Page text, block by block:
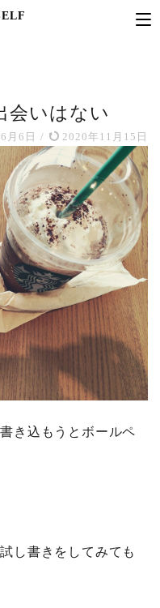
会いはない
月6日 / 2020年11月15日
き込もうとボールペ
し書きをしてみても